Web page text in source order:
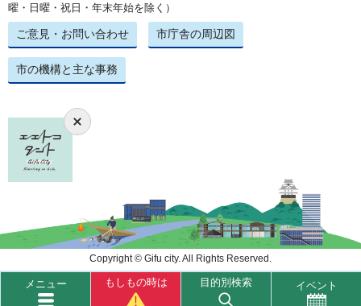
メニュー もしもの時は 目的別検索 イベント
曜・日曜・祝日・年末年始を除く）
ご意見・お問い合わせ 市庁舎の周辺図
市の機構と主な事務
Copyright © Gifu city. All Rights Reserved.